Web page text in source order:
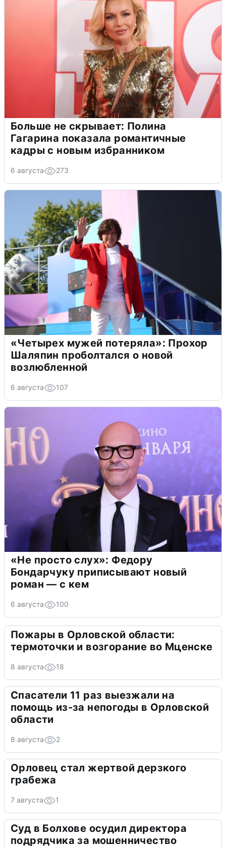
Больше не скрывает: Полина
Гагарина показала романтичные
кадры с новым избранником
6 августа 273
«Четырех мужей потеряла»: Прохор
Шаляпин проболтался о новой
возлюбленной
6 августа 107
«Не просто слух»: Федору
Бондарчуку приписывают новый
роман — с кем
6 августа 100
Пожары в Орловской области:
термоточки и возгорание во Мценске
8 августа 18
Спасатели 11 раз выезжали на
помощь из-за непогоды в Орловской
области
8 августа 2
Орловец стал жертвой дерзкого
грабежа
7 августа 1
Суд в Болхове осудил директора
подрядчика за мошенничество